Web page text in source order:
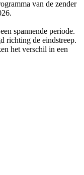
van de zender
spannende periode.
richting de eindstreep.
het verschil in een